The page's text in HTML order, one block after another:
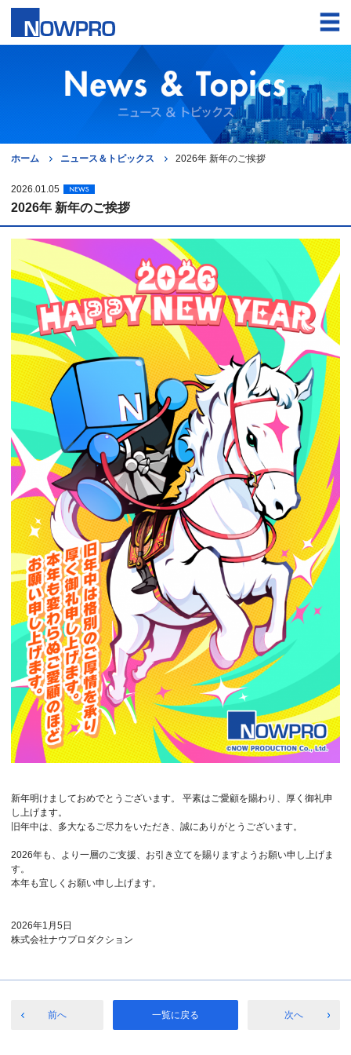
ホーム ニュース＆トピックス 2026年 新年のご挨拶
2026.01.05
2026年 新年のご挨拶
新年明けましておめでとうございます。 平素はご愛顧を賜わり、厚く御礼申
し上げます。
旧年中は、多大なるご尽力をいただき、誠にありがとうございます。
2026年も、より一層のご支援、お引き立てを賜りますようお願い申し上げま
す。
本年も宜しくお願い申し上げます。
2026年1月5日
株式会社ナウプロダクション
前へ 一覧に戻る 次へ